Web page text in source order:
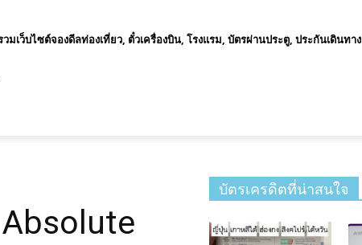
มเว็บไซต์จองดีลท่องเที่ยว, ตั๋วเครื่องบิน, โรงแรม, บัตรผ่านประตู, ประกันเดินทาง
บัตรเครดิตที่น่าสนใจ